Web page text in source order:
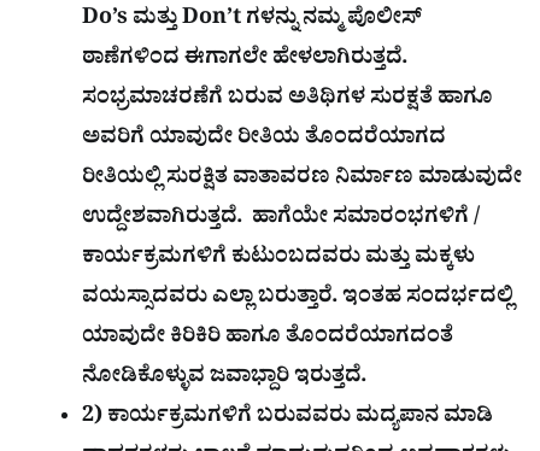
Do’s ಮತ್ತು Don’t ಗಳನ್ನು ನಮ್ಮ ಪೊಲೀಸ್
ಠಾಣೆಗಳಿಂದ ಈಗಾಗಲೇ ಹೇಳಲಾಗಿರುತ್ತದೆ.
ಸಂಭ್ರಮಾಚರಣೆಗೆ ಬರುವ ಅತಿಥಿಗಳ ಸುರಕ್ಷತೆ ಹಾಗೂ
ಅವರಿಗೆ ಯಾವುದೇ ರೀತಿಯ ತೊಂದರೆಯಾಗದ
ರೀತಿಯಲ್ಲಿ ಸುರಕ್ಷಿತ ವಾತಾವರಣ ನಿರ್ಮಾಣ ಮಾಡುವುದೇ
ಉದ್ದೇಶವಾಗಿರುತ್ತದೆ. ಹಾಗೆಯೇ ಸಮಾರಂಭಗಳಿಗೆ /
ಕಾರ್ಯಕ್ರಮಗಳಿಗೆ ಕುಟುಂಬದವರು ಮತ್ತು ಮಕ್ಕಳು
ವಯಸ್ಸಾದವರು ಎಲ್ಲಾ ಬರುತ್ತಾರೆ. ಇಂತಹ ಸಂದರ್ಭದಲ್ಲಿ
ಯಾವುದೇ ಕಿರಿಕಿರಿ ಹಾಗೂ ತೊಂದರೆಯಾಗದಂತೆ
ನೋಡಿಕೊಳ್ಳುವ ಜವಾಭ್ದಾರಿ ಇರುತ್ತದೆ.
2) ಕಾರ್ಯಕ್ರಮಗಳಿಗೆ ಬರುವವರು ಮದ್ಯಪಾನ ಮಾಡಿ